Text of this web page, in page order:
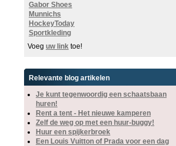
Gabor Shoes
Munnichs
HockeyToday
Sportkleding
Voeg uw link toe!
Relevante blog artikelen
Je kunt tegenwoordig een schaatsbaan
huren!
Rent a tent - Het nieuwe kamperen
Zelf de weg op met een huur-buggy!
Huur een spijkerbroek
Een Louis Vuitton of Prada voor een dag